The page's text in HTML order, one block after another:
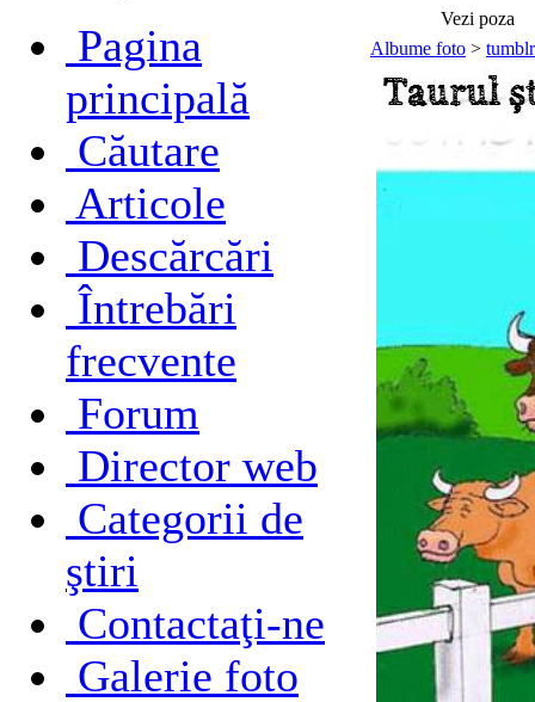
Pagina
principală
Căutare
Articole
Descărcări
Întrebări
frecvente
Forum
Director web
Categorii de
ştiri
Contactaţi-ne
Galerie foto
Vezi poza
Albume foto > tumblr